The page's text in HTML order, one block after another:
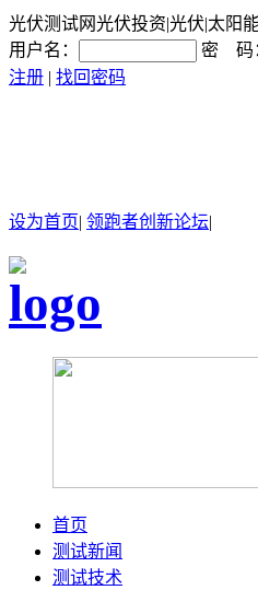
光伏测试网光伏投资|光伏|太阳
用户名：
密 码
注册 | 找回密码
设为首页| 领跑者创新论坛|
首页
测试新闻
测试技术